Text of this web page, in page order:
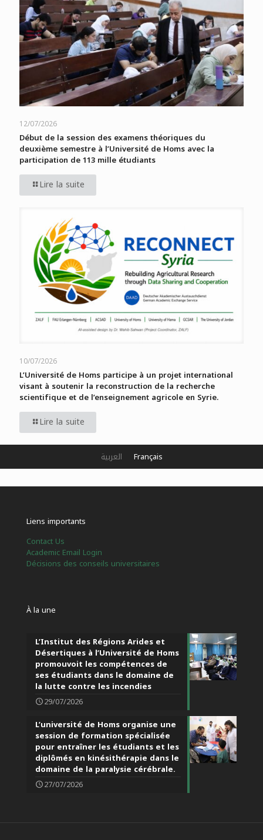
12/07/2026
Début de la session des examens théoriques du
deuxième semestre à l’Université de Homs avec la
participation de 113 mille étudiants
Lire la suite
10/07/2026
L’Université de Homs participe à un projet international
visant à soutenir la reconstruction de la recherche
scientifique et de l’enseignement agricole en Syrie.
Lire la suite
Liens importants
Contact Us
Academic Email Login
Décisions des conseils universitaires
À la une
L’Institut des Régions Arides et
Désertiques à l’Université de Homs
promouvoit les compétences de
ses étudiants dans le domaine de
la lutte contre les incendies
29/07/2026
L’université de Homs organise une
session de formation spécialisée
pour entraîner les étudiants et les
diplômés en kinésithérapie dans le
domaine de la paralysie cérébrale.
27/07/2026
العربية Français